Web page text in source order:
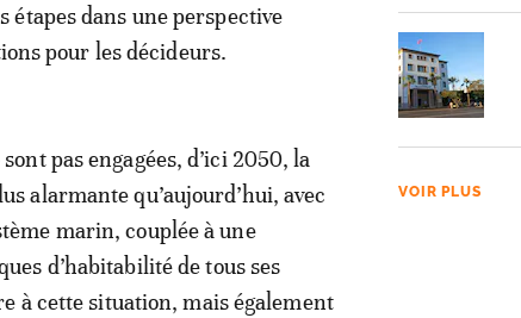
étapes dans une perspective
pour les décideurs.
pas engagées, d’ici 2050, la
alarmante qu’aujourd’hui, avec
marin, couplée à une
d’habitabilité de tous ses
à cette situation, mais également
VOIR PLUS